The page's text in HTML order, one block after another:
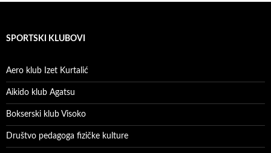
SPORTSKI KLUBOVI
Aero klub Izet Kurtalić
Aikido klub Agatsu
Bokserski klub Visoko
Društvo pedagoga fizičke kulture